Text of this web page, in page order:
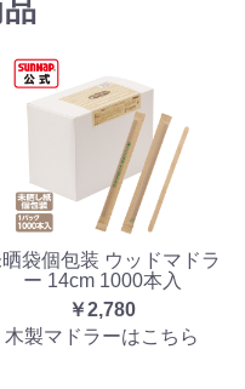
袋個包装 ウッドマドラ
ー 14cm 1000本入
￥2,780
木製マドラーはこちら